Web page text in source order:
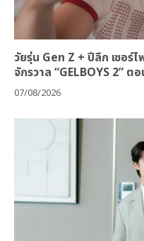
วัยรุ่น Gen Z + ปีลึก เซอร์
จักรวาล “GELBOYS 2” ต
07/08/2026